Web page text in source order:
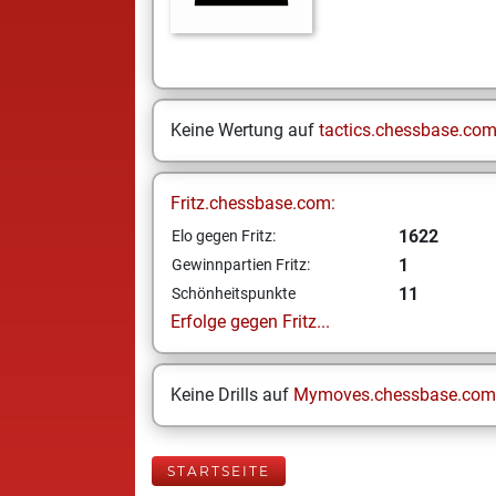
Keine Wertung auf tactics.chessbase.com
Fritz.chessbase.com:
Elo gegen Fritz: 1622
Gewinnpartien Fritz: 1
Schönheitspunkte
11
Erfolge gegen Fritz...
Keine Drills auf Mymoves.chessbase.com
STARTSEITE